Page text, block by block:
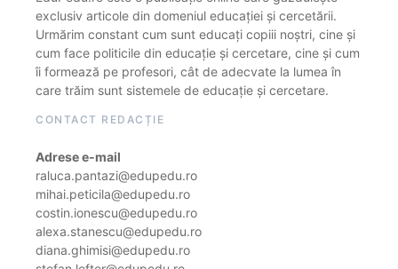
exclusiv articole din domeniul educației și cercetării.
Urmărim constant cum sunt educați copiii noștri, cine și
cum face politicile din educație și cercetare, cine și cum
îi formează pe profesori, cât de adecvate la lumea în
care trăim sunt sistemele de educație și cercetare.
CONTACT REDACȚIE
Adrese e-mail
raluca.pantazi@edupedu.ro
mihai.peticila@edupedu.ro
costin.ionescu@edupedu.ro
alexa.stanescu@edupedu.ro
diana.ghimisi@edupedu.ro